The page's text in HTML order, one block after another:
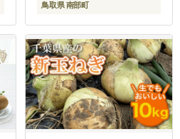
鳥取県 南部町